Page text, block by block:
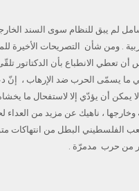
لم يبق للنظام سوى السند
. ومن شأن التصريحات الأخيرة
أن تعطي الانطباع بأن الدكتاتور
ما يسمّى الحرب ضد الإرهاب ، إنّ
يمكن أن يؤدّي إلا لاستفحال ما
وخارجها ، ناهيك عن مزيد من
الفلسطيني البطل من انتهاكات
من حرب مدمرّة .